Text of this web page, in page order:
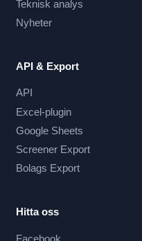
Teknisk analys
Nyheter
API & Export
API
Excel-plugin
Google Sheets
Screener Export
Bolags Export
Hitta oss
Facebook